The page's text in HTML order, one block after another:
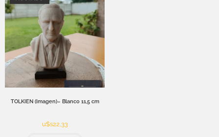
TOLKIEN (Imagen)– Blanco 11,5 cm
u$s22,33